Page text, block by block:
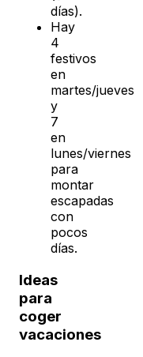
días).
Hay
4
festivos
en
martes/jueves
y
7
en
lunes/viernes
para
montar
escapadas
con
pocos
días.
Ideas
para
coger
vacaciones